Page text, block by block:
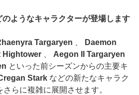
ようなキャラクターが登場します
Targaryen
Daemon
Hightower
Aegon II Targaryen
といった前シーズンからの主要キ
Stark などの新たなキャラク
らに複雑に展開させます。